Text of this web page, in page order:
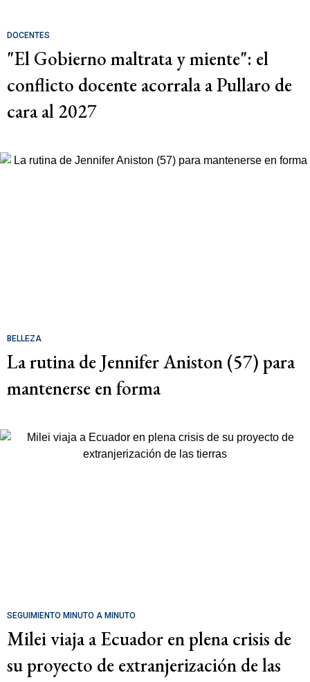
DOCENTES
"El Gobierno maltrata y miente": el
conflicto docente acorrala a Pullaro de
cara al 2027
BELLEZA
La rutina de Jennifer Aniston (57) para
mantenerse en forma
SEGUIMIENTO MINUTO A MINUTO
Milei viaja a Ecuador en plena crisis de
su proyecto de extranjerización de las